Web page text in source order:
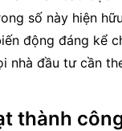
số này hiện
động đáng kể
nhà đầu tư cần
thành